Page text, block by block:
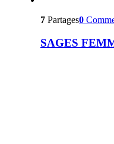
7 Partages0
SAGES